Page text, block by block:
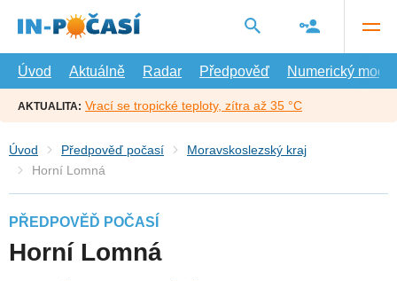
hlavní
Úvod
Aktuálně Radar Předpověď Numerický model
AKTUALITA: Vrací se tropické teploty, zítra až 35 °C
Úvod Předpověď počasí
Moravskoslezský kraj
Horní Lomná
PŘEDPOVĚĎ POČASÍ
Horní Lomná